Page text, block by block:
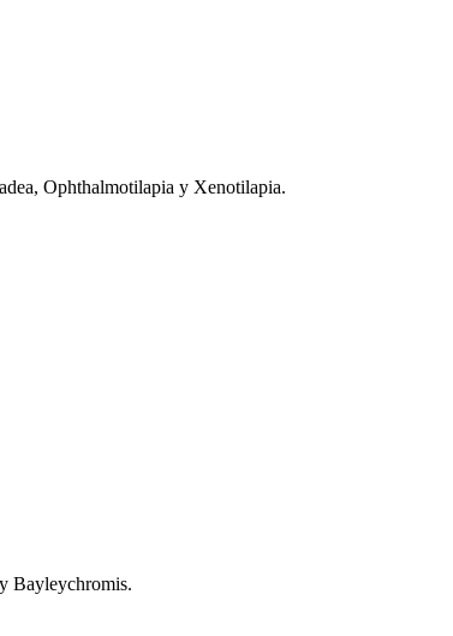
Ophthalmotilapia y Xenotilapia.
Bayleychromis.